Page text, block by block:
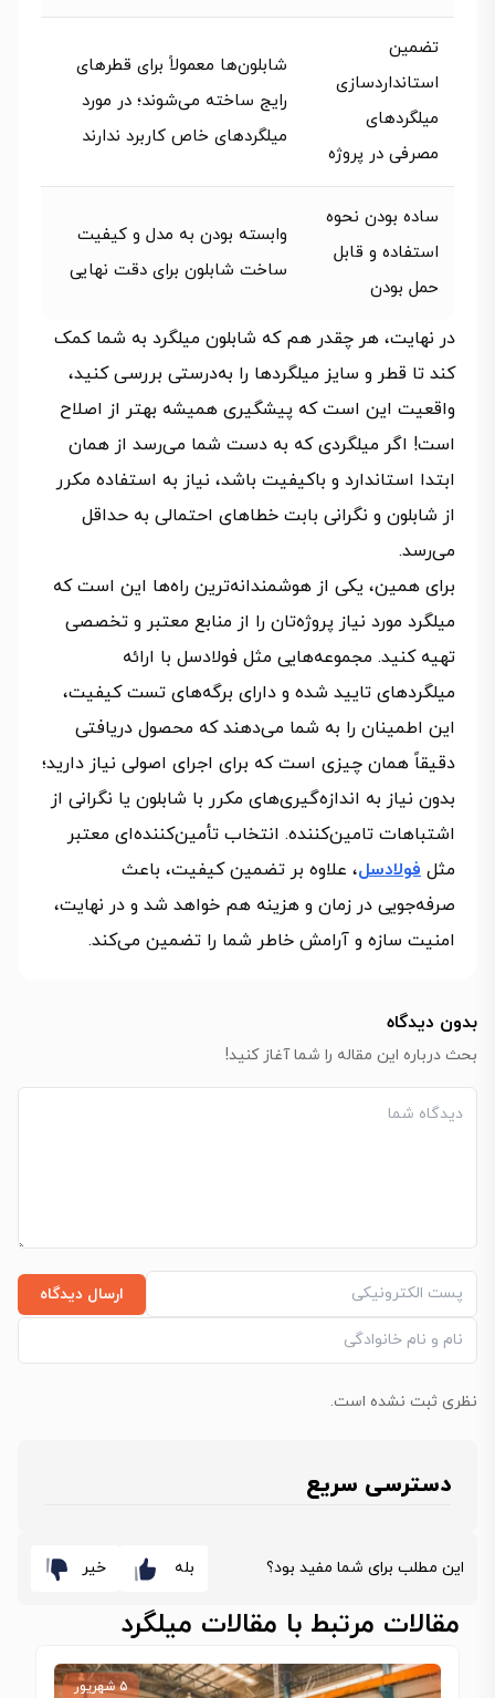
تضمین
استانداردسازی
میلگردهای
مصرفی در پروژه
شابلون‌ها معمولاً برای قطرهای
رایج ساخته می‌شوند؛ در مورد
میلگردهای خاص کاربرد ندارند
ساده بودن نحوه
استفاده و قابل
حمل بودن
وابسته بودن به مدل و کیفیت
ساخت شابلون برای دقت نهایی
در نهایت، هر چقدر هم که شابلون میلگرد به شما کمک
کند تا قطر و سایز میلگردها را به‌درستی بررسی کنید،
واقعیت این است که پیشگیری همیشه بهتر از اصلاح
است! اگر میلگردی که به دست شما می‌رسد از همان
ابتدا استاندارد و باکیفیت باشد، نیاز به استفاده مکرر
از شابلون و نگرانی بابت خطاهای احتمالی به حداقل
می‌رسد.
برای همین، یکی از هوشمندانه‌ترین راه‌ها این است که
میلگرد مورد نیاز پروژه‌تان را از منابع معتبر و تخصصی
تهیه کنید. مجموعه‌هایی مثل فولادسل با ارائه
میلگردهای تایید شده و دارای برگه‌های تست کیفیت،
این اطمینان را به شما می‌دهند که محصول دریافتی
دقیقاً همان چیزی است که برای اجرای اصولی نیاز دارید؛
بدون نیاز به اندازه‌گیری‌های مکرر با شابلون یا نگرانی از
اشتباهات تامین‌کننده. انتخاب تأمین‌کننده‌ای معتبر
مثل فولادسل، علاوه بر تضمین کیفیت، باعث
صرفه‌جویی در زمان و هزینه هم خواهد شد و در نهایت،
امنیت سازه و آرامش خاطر شما را تضمین می‌کند.
بدون دیدگاه
بحث درباره این مقاله را شما آغاز کنید!
ارسال دیدگاه
نظری ثبت نشده است.
دسترسی سریع
این مطلب برای شما مفید بود؟ بله خیر
مقالات مرتبط با مقالات میلگرد
۵ شهریور